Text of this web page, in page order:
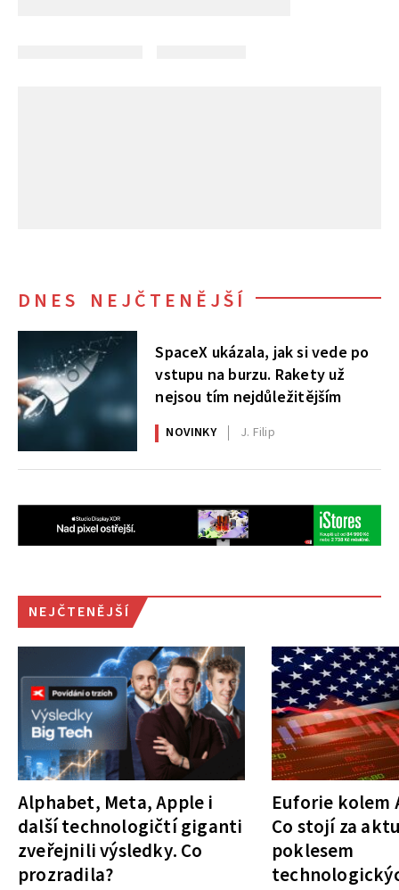
DNES NEJČTENĚJŠÍ
SpaceX ukázala, jak si vede po
vstupu na burzu. Rakety už
nejsou tím nejdůležitějším
NOVINKY J. Filip
NEJČTENĚJŠÍ
Alphabet, Meta, Apple i
další technologičtí giganti
zveřejnili výsledky. Co
prozradila?
Euforie kolem
Co stojí za
poklesem